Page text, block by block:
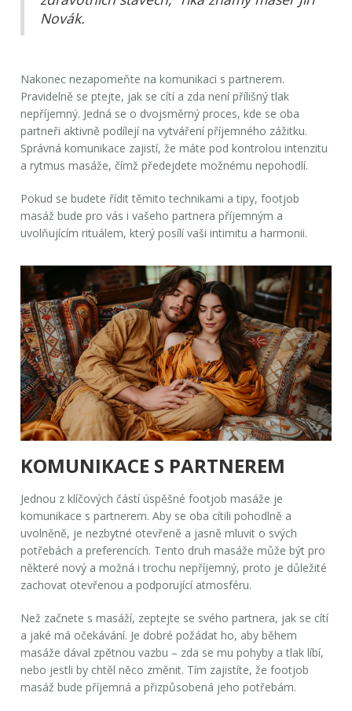
Novák.
Nakonec nezapomeňte na komunikaci s partnerem.
Pravidelně se ptejte, jak se cítí a zda není přílišný tlak
nepříjemný. Jedná se o dvojsměrný proces, kde se oba
partneři aktivně podílejí na vytváření příjemného zážitku.
Správná komunikace zajistí, že máte pod kontrolou intenzitu
a rytmus masáže, čímž předejdete možnému nepohodlí.
Pokud se budete řídit těmito technikami a tipy, footjob
masáž bude pro vás i vašeho partnera příjemným a
uvolňujícím rituálem, který posílí vaši intimitu a harmonii.
KOMUNIKACE S PARTNEREM
Jednou z klíčových částí úspěšnéfootjob masáže je
komunikace s partnerem. Aby se oba cítili pohodlně a
uvolněně, je nezbytné otevřeně a jasně mluvit o svých
potřebách a preferencích. Tento druh masáže může být pro
některé nový a možná i trochu nepříjemný, proto je důležité
zachovat otevřenou a podporující atmosféru.
Než začnete s masáží, zeptejte se svého partnera, jak se cítí
a jaké má očekávání. Je dobré požádat ho, aby během
masáže dával zpětnou vazbu – zda se mu pohyby a tlak líbí,
nebo jestli by chtěl něco změnit. Tím zajistíte, že footjob
masáž bude příjemná a přizpůsobená jeho potřebám.